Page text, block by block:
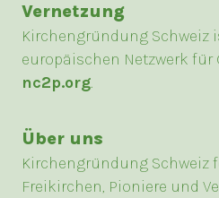
Vernetzung
Kirchengründung Schweiz
europäischen Netzwerk
nc2p.org.
Über uns
Kirchengründung
Freikirchen, Pioniere und